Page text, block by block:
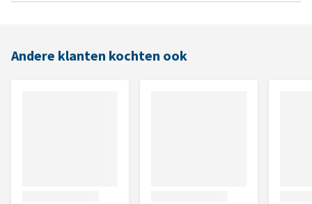
Andere klanten kochten ook